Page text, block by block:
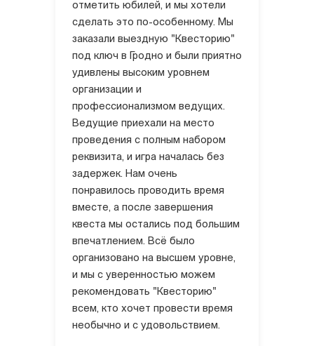
отметить юбилей, и мы хотели
сделать это по-особенному. Мы
заказали выездную "Квесторию"
под ключ в Гродно и были приятно
удивлены высоким уровнем
организации и
профессионализмом ведущих.
Ведущие приехали на место
проведения с полным набором
реквизита, и игра началась без
задержек. Нам очень
понравилось проводить время
вместе, а после завершения
квеста мы остались под большим
впечатлением. Всё было
организовано на высшем уровне,
и мы с уверенностью можем
рекомендовать "Квесторию"
всем, кто хочет провести время
необычно и с удовольствием.